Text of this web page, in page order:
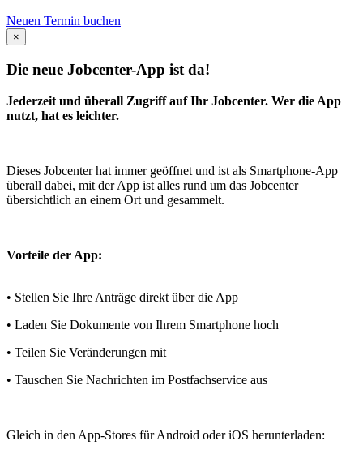
Neuen Termin buchen
×
Die neue Jobcenter-App ist da!
Jederzeit und überall Zugriff auf Ihr Jobcenter. Wer die App
nutzt, hat es leichter.
Dieses Jobcenter hat immer geöffnet und ist als Smartphone-App
überall dabei, mit der App ist alles rund um das Jobcenter
übersichtlich an einem Ort und gesammelt.
Vorteile der App:
• Stellen Sie Ihre Anträge direkt über die App
• Laden Sie Dokumente von Ihrem Smartphone hoch
• Teilen Sie Veränderungen mit
• Tauschen Sie Nachrichten im Postfachservice aus
Gleich in den App-Stores für Android oder iOS herunterladen: